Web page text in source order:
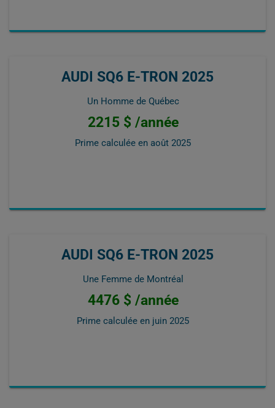
AUDI SQ6 E-TRON 2025
Un Homme de Québec
2215 $ /année
Prime calculée en août 2025
AUDI SQ6 E-TRON 2025
Une Femme de Montréal
4476 $ /année
Prime calculée en juin 2025